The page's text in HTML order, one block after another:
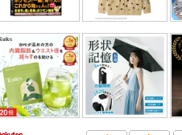
パチ組塗装★バンダイ HG スコープドッグ拡
ブルーティッシュドッグ &
スコープドッグ サンサ戦 リーマン少佐機